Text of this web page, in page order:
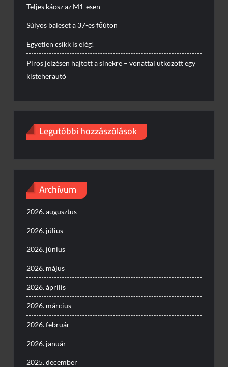
Teljes káosz az M1-esen
Súlyos baleset a 37-es főúton
Egyetlen csikk is elég!
Piros jelzésen hajtott a sínekre – vonattal ütközött egy
kisteherautó
Legutóbbi hozzászólások
Archívum
2026. augusztus
2026. július
2026. június
2026. május
2026. április
2026. március
2026. február
2026. január
2025. december